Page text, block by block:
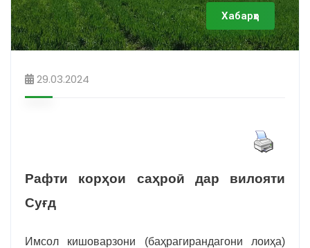
Хабарҳо
29.03.2024
Рафти корҳои саҳроӣ дар вилояти
Суғд
Имсол кишоварзони (баҳрагирандагони лоиҳа)